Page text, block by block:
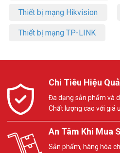
Thiết bị mạng Hikvision
Thiết bị mạng TP-LINK
Chi Tiêu Hiệu Quả
Đa dạng sản phẩm và
Chất lượng cao với giá
An Tâm Khi Mua
Sản phẩm, hàng hóa